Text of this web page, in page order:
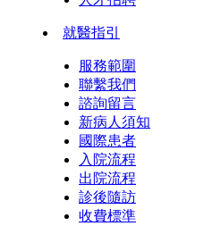
就醫指引
服務範圍
聯繫我們
諮詢留言
新病人須知
國際患者
入院流程
出院流程
診後隨訪
收費標準